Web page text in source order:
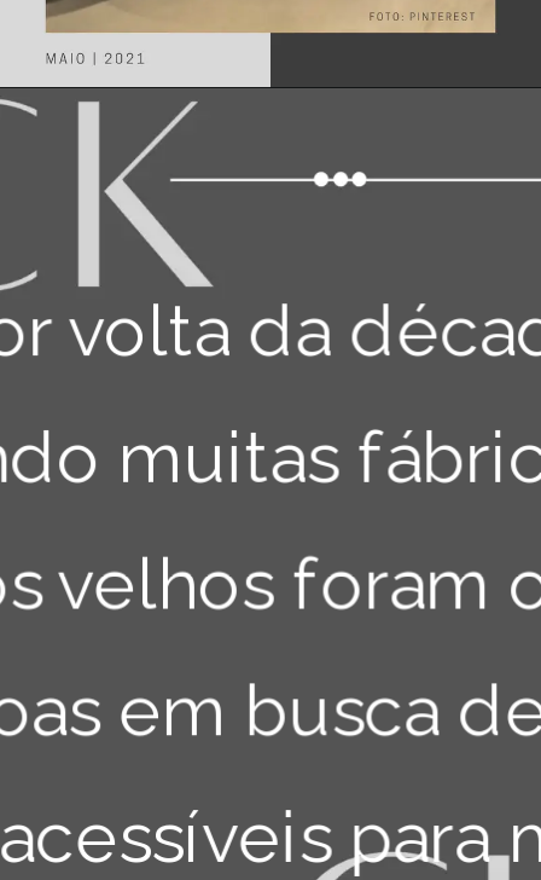
Surgiu por volta da década de 70,
frigoríficos velhos foram ocupados
por pessoas em busca de lugares